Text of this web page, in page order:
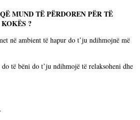
MUND TË PËRDOREN PËR TË
?
në ambient të hapur do t’ju ndihmojnë më
të bëni do t’ju ndihmojë të relaksoheni dhe